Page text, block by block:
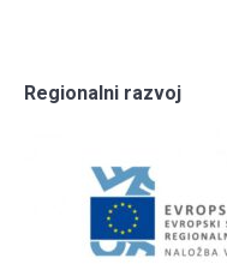
Regionalni razvoj